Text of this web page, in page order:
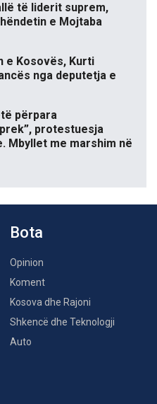
të liderit suprem,
e Mojtaba
e Kosovës, Kurti
nga deputetja e
përpara
protestuesja
Mbyllet me marshim në
Bota
Opinion
Koment
Kosova dhe Rajoni
Shkencë dhe Teknologji
Auto